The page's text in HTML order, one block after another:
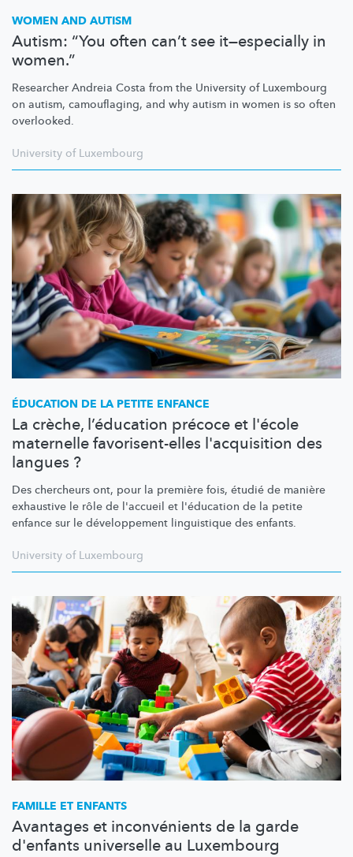
WOMEN AND AUTISM
Autism: “You often can’t see it—especially in
women.”
Researcher Andreia Costa from the University of Luxembourg
on autism, camouflaging, and why autism in women is so often
overlooked.
University of Luxembourg
ÉDUCATION DE LA PETITE ENFANCE
La crèche, l’éducation précoce et l'école
maternelle favorisent-elles l'acquisition des
langues ?
Des chercheurs ont, pour la première fois, étudié de manière
exhaustive le rôle de l'accueil et l'éducation de la petite
enfance sur le développement linguistique des enfants.
University of Luxembourg
FAMILLE ET ENFANTS
Avantages et inconvénients de la garde
d'enfants universelle au Luxembourg